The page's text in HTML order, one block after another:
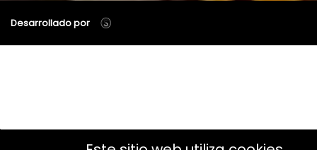
Desarrollado por